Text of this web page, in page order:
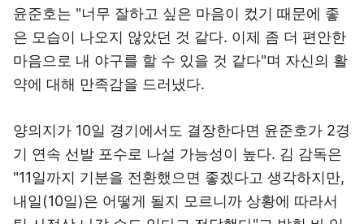
윤준호는 "너무 잘하고 싶은 마음이 컸기 때문에 좋
은 모습이 나오지 않았던 것 같다. 이제 좀 더 편안한
마음으로 내 야구를 할 수 있을 것 같다"며 자신의 활
약에 대해 만족감을 드러냈다.
양의지가 10일 경기에서도 결장한다면 윤준호가 2경
기 연속 선발 포수로 나설 가능성이 높다. 김 감독은
"11일까지 기분을 전환했으면 좋겠다고 생각하지만,
내일(10일)은 어떻게 될지 모르니까 상황에 따라서